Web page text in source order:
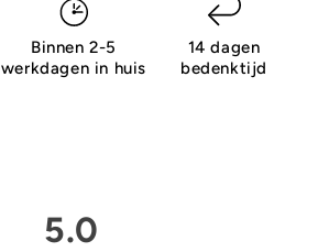
Binnen 2-5
werkdagen in huis
14 dagen
bedenktijd
5.0